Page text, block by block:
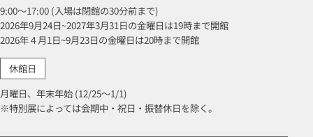
9:00～17:00 (入場は閉館の30分前まで)
2026年9月24日~2027年3月31日の金曜日は19時まで開館
2026年４月1日~9月23日の金曜日は20時まで開館
休館日
月曜日、年末年始 (12/25～1/1)
※特別展によっては会期中・祝日・振替休日を除く。